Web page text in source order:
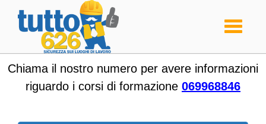
Toggle
Chiama il nostro numero per avere informazioni
riguardo i corsi di formazione 069968846